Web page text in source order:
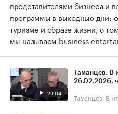
представителями бизнеса и
программы в выходные дни:
туризме и образе жизни, о
мы называем business
20:04
Таманцев. В
26.02.2026,
Таманцев. В